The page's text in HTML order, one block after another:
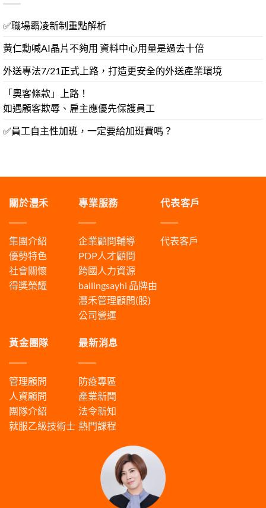
✅職場霸凌新制重點解析
黃仁勳喊AI晶片不夠用 資料中心用量是過去十倍
外送專法7/21正式上路，打造更安全的外送產業環境
「奧客條款」上路！
如遇顧客欺辱、雇主應優先保護員工
✅員工自主性加班，一定要給加班費嗎？
關於灃禾
集團介紹
優勢特色
社會關懷
得獎榮耀
專業服務
企業顧問輔導
PDP人才顧問
跨國人力資源
bailingsayhi 品牌由
灃禾管理顧問(股)
公司營運
代表客戶
代表客戶
黃金團隊
管理顧問
人資顧問
團隊介紹
就服乙級技術士
最新消息
防疫專區
產業新聞
法令新知
熱門課程